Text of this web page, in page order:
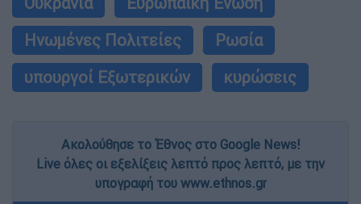
Ηνωμένες Πολιτείες
Ρωσία
υπουργοί Εξωτερικών
κυρώσεις
Ακολούθησε το Έθνος στο Google News!
Live όλες οι εξελίξεις λεπτό προς λεπτό, με την
υπογραφή του www.ethnos.gr